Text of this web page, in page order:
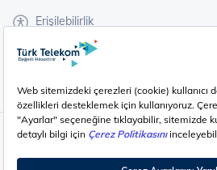
Erişilebilirlik
İşaret Dili Çevirisi